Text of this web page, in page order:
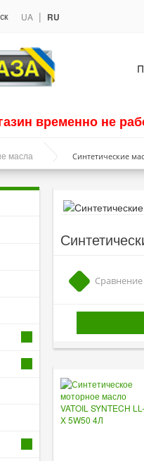
UA | RU
временно не
масла Синтетические